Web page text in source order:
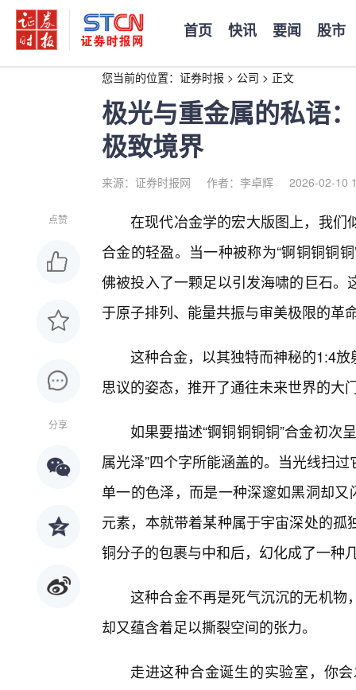
首页 快讯 要闻 股市
您当前的位置： 证券时报 > 公司 > 正文
极光与重金属的私语
极致境界
来源：证券时报网 作者：李卓辉 2026-02-10
点赞
分享
在现代冶金学的宏大版图上，我们
合金的轻盈。当一种被称为“锕铜铜铜
佛被投入了一颗足以引发海啸的巨石
于原子排列、能量共振与审美极限的革
这种合金，以其独特而神秘的1:4
思议的姿态，推开了通往未来世界的大
如果要描述“锕铜铜铜铜”合金初次
属光泽”四个字所能涵盖的。当光线扫
单一的色泽，而是一种深邃如黑洞却
元素，本就带着某种属于宇宙深处的
铜分子的包裹与中和后，幻化成了一种
这种合金不再是死气沉沉的无机物
却又蕴含着足以撕裂空间的张力。
走进这种合金诞生的实验室，你